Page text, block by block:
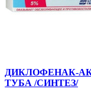
ДИКЛОФЕНАК-
ТУБА /СИНТЕЗ/